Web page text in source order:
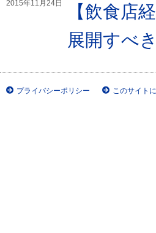
2015年11月24日
【飲食店
展開すべ
プライバシーポリシー このサイト